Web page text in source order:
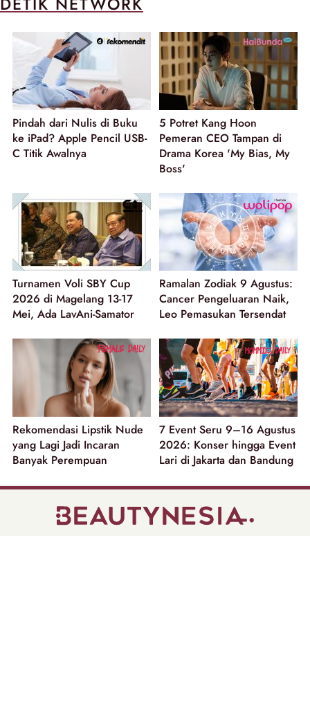
Pindah dari Nulis di Buku
ke iPad? Apple Pencil USB-
C Titik Awalnya
5 Potret Kang Hoon
Pemeran CEO Tampan di
Drama Korea 'My Bias, My
Boss'
Turnamen Voli SBY Cup
2026 di Magelang 13-17
Mei, Ada LavAni-Samator
Ramalan Zodiak 9 Agustus:
Cancer Pengeluaran Naik,
Leo Pemasukan Tersendat
Rekomendasi Lipstik Nude
yang Lagi Jadi Incaran
Banyak Perempuan
7 Event Seru 9–16 Agustus
2026: Konser hingga Event
Lari di Jakarta dan Bandung